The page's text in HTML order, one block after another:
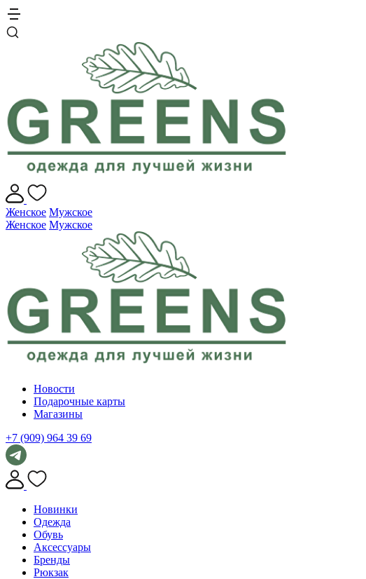
Женское Мужское
Женское Мужское
Новости
Подарочные карты
Магазины
+7 (909) 964 39 69
Новинки
Одежда
Обувь
Аксессуары
Бренды
Рюкзак